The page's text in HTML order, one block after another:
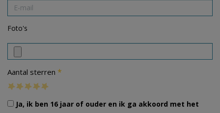
Foto's
Aantal sterren *
Ja, ik ben 16 jaar of ouder en ik ga akkoord met het